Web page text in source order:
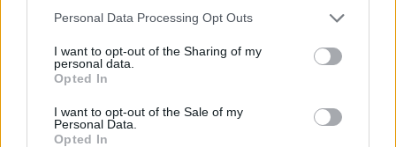
Personal Data Processing Opt Outs
I want to opt-out of the Sharing of my
personal data.
Opted In
I want to opt-out of the Sale of my
Personal Data.
Opted In
Sabato 21 febbraio
Lions-Sharks